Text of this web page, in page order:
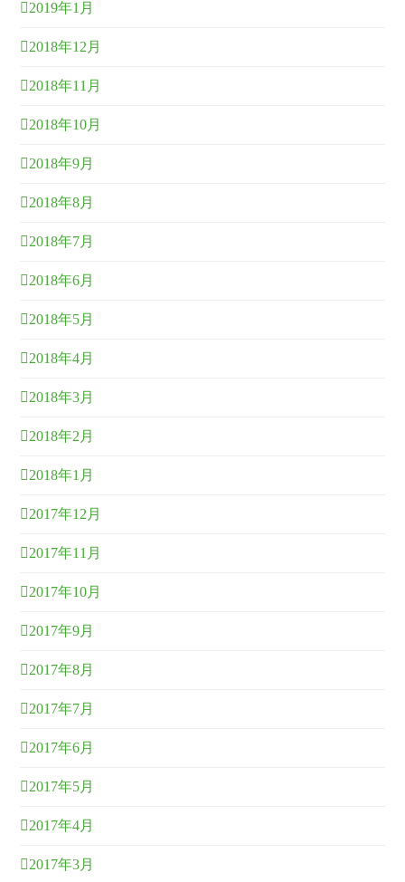
2019年1月
2018年12月
2018年11月
2018年10月
2018年9月
2018年8月
2018年7月
2018年6月
2018年5月
2018年4月
2018年3月
2018年2月
2018年1月
2017年12月
2017年11月
2017年10月
2017年9月
2017年8月
2017年7月
2017年6月
2017年5月
2017年4月
2017年3月